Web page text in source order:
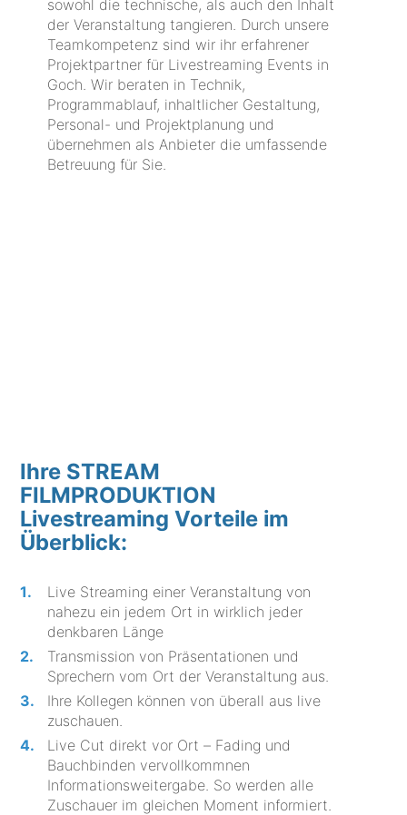
sowohl die technische, als auch den Inhalt
der Veranstaltung tangieren. Durch unsere
Teamkompetenz sind wir ihr erfahrener
Projektpartner für Livestreaming Events in
Goch. Wir beraten in Technik,
Programmablauf, inhaltlicher Gestaltung,
Personal- und Projektplanung und
übernehmen als Anbieter die umfassende
Betreuung für Sie.
Ihre STREAM
FILMPRODUKTION
Livestreaming Vorteile im
Überblick:
Live Streaming einer Veranstaltung von
nahezu ein jedem Ort in wirklich jeder
denkbaren Länge
Transmission von Präsentationen und
Sprechern vom Ort der Veranstaltung aus.
Ihre Kollegen können von überall aus live
zuschauen.
Live Cut direkt vor Ort – Fading und
Bauchbinden vervollkommnen
Informationsweitergabe. So werden alle
Zuschauer im gleichen Moment informiert.